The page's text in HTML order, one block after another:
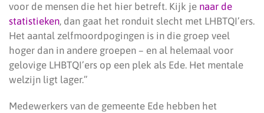
voor de mensen die het hier betreft. Kijk je naar de
statistieken, dan gaat het ronduit slecht met LHBTQI’ers.
Het aantal zelfmoordpogingen is in die groep veel
hoger dan in andere groepen – en al helemaal voor
gelovige LHBTQI’ers op een plek als Ede. Het mentale
welzijn ligt lager.”
Medewerkers van de gemeente Ede hebben het